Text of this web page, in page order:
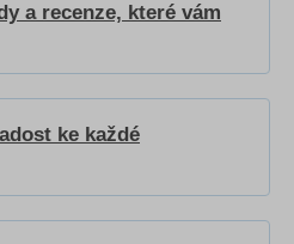
a recenze, které vám
ke každé